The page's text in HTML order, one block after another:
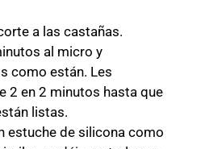
a las castañas.
al micro y
como están. Les
2 en 2 minutos hasta que
listas.
estuche de silicona como